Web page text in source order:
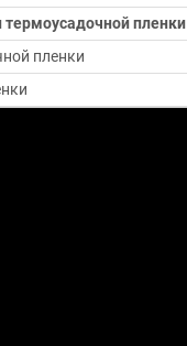
термоусадочной пленки
пленки